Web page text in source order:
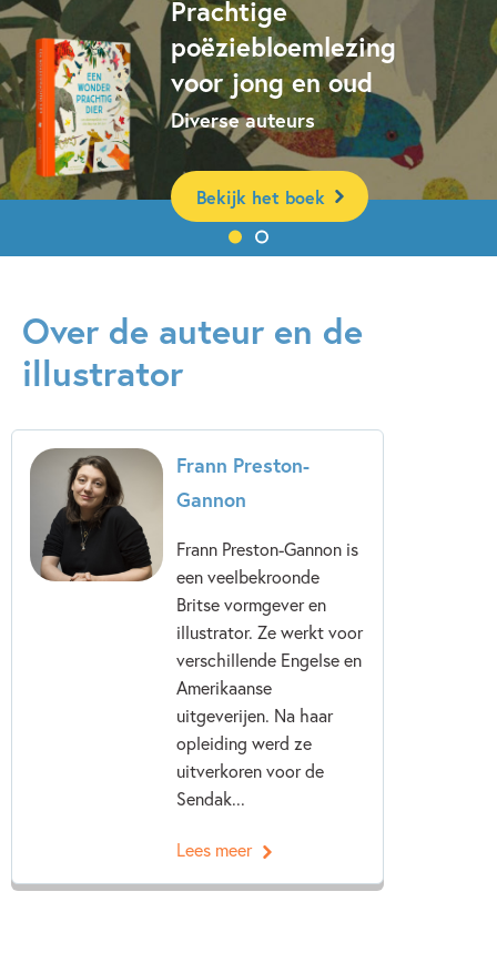
Prachtige
poëziebloemlezing
voor jong en oud
Diverse auteurs
Bekijk het boek
Over de auteur en de
illustrator
Frann Preston-
Gannon
Frann Preston-Gannon is
een veelbekroonde
Britse vormgever en
illustrator. Ze werkt voor
verschillende Engelse en
Amerikaanse
uitgeverijen. Na haar
opleiding werd ze
uitverkoren voor de
Sendak...
Lees meer